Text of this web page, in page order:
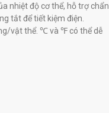
nhiệt độ cơ thể, hỗ trợ chẩn
tắt để tiết kiệm điện.
vật thể. ℃ và ℉ có thể dễ